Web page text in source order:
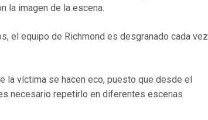
la imagen de la escena.
el equipo de Richmond es desgranado cada vez
la víctima se hacen eco, puesto que desde el
necesario repetirlo en diferentes escenas